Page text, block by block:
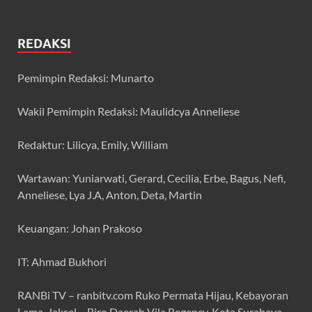
REDAKSI
Pemimpin Redaksi: Munarto
Wakil Pemimpin Redaksi: Maulidcya Anneliese
Redaktur: Lilicya, Emily, William
Wartawan: Yuniarwati, Gerard, Cecilia, Erbe, Bagus, Nefi,
Anneliese, Lya J.A, Anton, Deta, Martin
Keuangan: Johan Prakoso
IT: Ahmad Bukhori
RANBi TV – ranbitv.com Ruko Permata Hijau, Kebayoran